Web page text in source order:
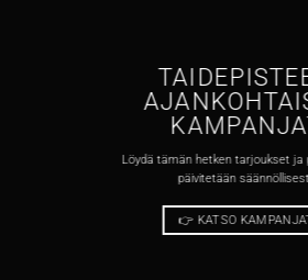
Löydä tämän hetken tarjoukset ja
päivitetään
👉 KATSO